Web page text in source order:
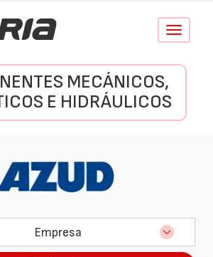
Conmutar
MECÁNICOS,
E HIDRÁULICOS
Empresa